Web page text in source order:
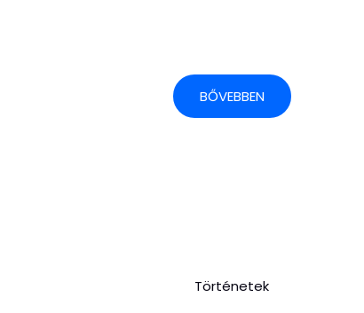
BŐVEBBEN
Történetek